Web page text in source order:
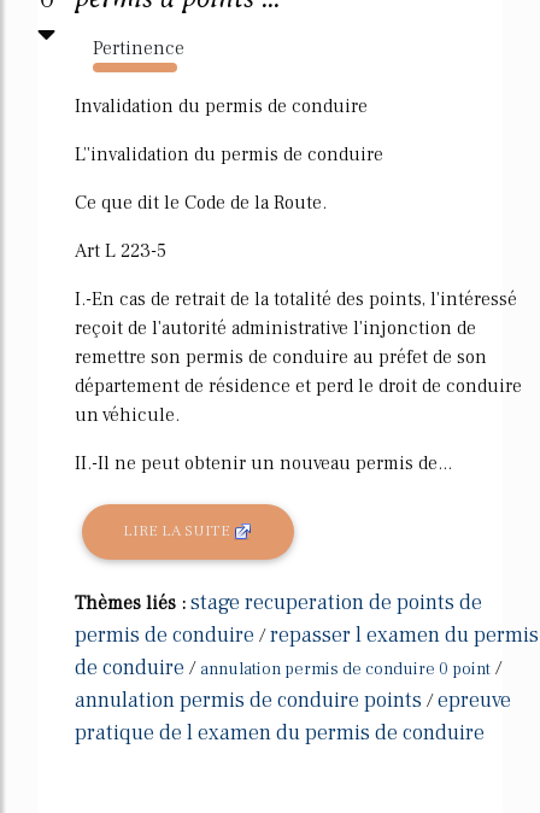
Pertinence
8768%
Invalidation du permis de conduire
L’'invalidation du permis de conduire
Ce que dit le Code de la Route.
Art L 223-5
I.-En cas de retrait de la totalité des points, l'intéressé
reçoit de l'autorité administrative l'injonction de
remettre son permis de conduire au préfet de son
département de résidence et perd le droit de conduire
un véhicule.
II.-Il ne peut obtenir un nouveau permis de...
LIRE LA SUITE
Thèmes liés : stage recuperation de points de
permis de conduire /repasser l examen du permis
de conduire / annulation permis de conduire 0 point /
annulation permis de conduire points /epreuve
pratique de l examen du permis de conduire